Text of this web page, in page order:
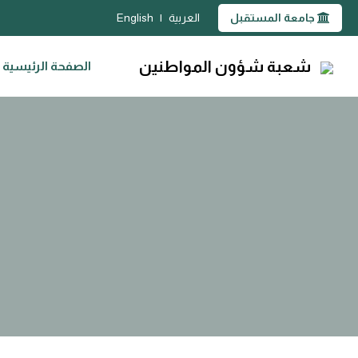
جامعة المستقبل العربية |
English
شعبة شؤون المواطنين الصفحة الرئيسية